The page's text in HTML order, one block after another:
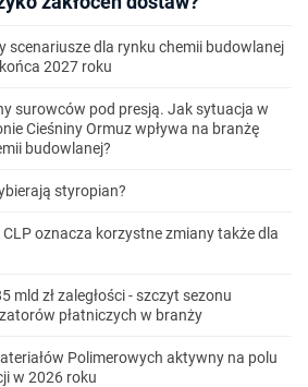
scenariusze dla rynku chemii budowlanej
2027 roku
surowców pod presją. Jak sytuacja w
Cieśniny Ormuz wpływa na branżę
budowlanej?
styropian?
oznacza korzystne zmiany także dla
mld zł zaległości - szczyt sezonu
płatniczych w branży
Polimerowych aktywny na polu
w 2026 roku